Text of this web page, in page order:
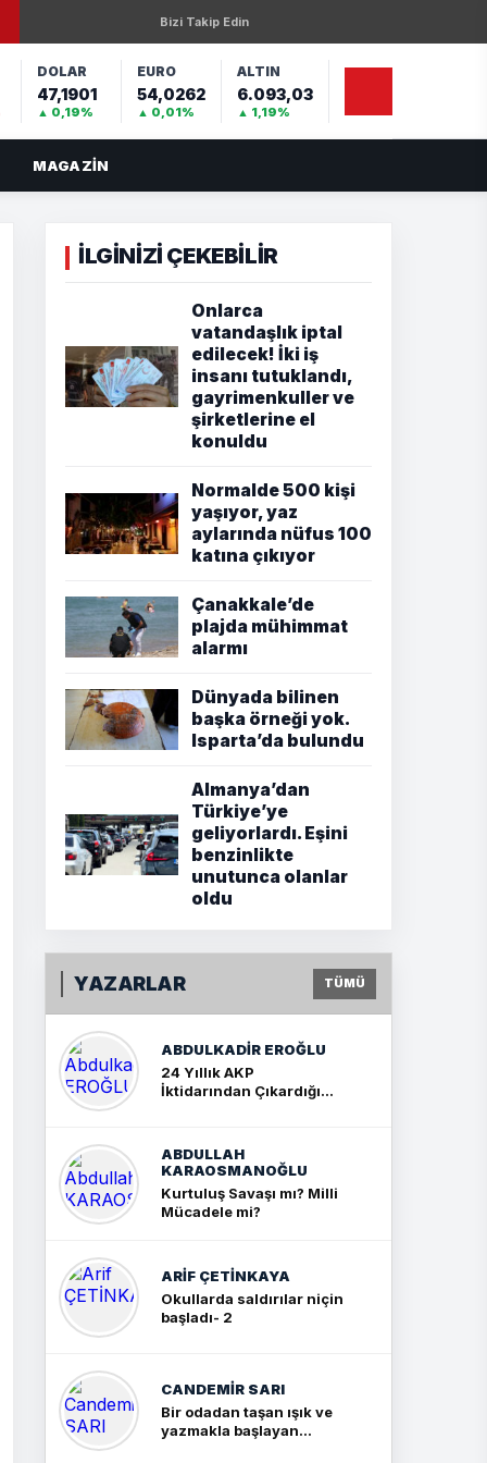
Bizi Takip Edin
DOLAR
47,1901
▲ 0,19%
EURO
54,0262
▲ 0,01%
ALTIN
6.093,03
▲ 1,19%
MAGAZIN
İLGİNİZİ ÇEKEBİLİR
Onlarca
vatandaşlık iptal
edilecek! İki iş
insanı tutuklandı,
gayrimenkuller ve
şirketlerine el
konuldu
Normalde 500 kişi
yaşıyor, yaz
aylarında nüfus 100
katına çıkıyor
Çanakkale’de
plajda mühimmat
alarmı
Dünyada bilinen
başka örneği yok.
Isparta’da bulundu
Almanya’dan
Türkiye’ye
geliyorlardı. Eşini
benzinlikte
unutunca olanlar
oldu
YAZARLAR TÜMÜ
ABDULKADIR EROĞLU
24 Yıllık AKP
İktidarından Çıkardığım
ABDULLAH
KARAOSMANOĞLU
Kurtuluş Savaşı mı? Milli
Mücadele mi?
ARIF ÇETİNKAYA
Okullarda saldırılar niçin
başladı- 2
CANDEMIR SARI
Bir odadan taşan ışık ve
yazmakla başlayan